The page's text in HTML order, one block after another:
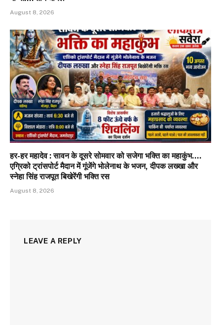
August 8, 2026
हर-हर महादेव : सावन के दूसरे सोमवार को सजेगा भक्ति का महाकुंभ….
एग्रिको ट्रांसपोर्ट मैदान में गूंजेंगे भोलेनाथ के भजन, दीपक लख्खा और
स्नेहा सिंह राजपूत बिखेरेंगी भक्ति रस
August 8, 2026
LEAVE A REPLY